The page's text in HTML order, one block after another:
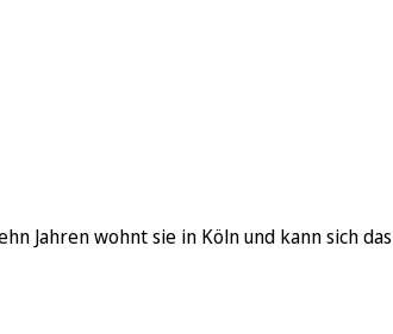
Jahren wohnt sie in Köln und kann sich